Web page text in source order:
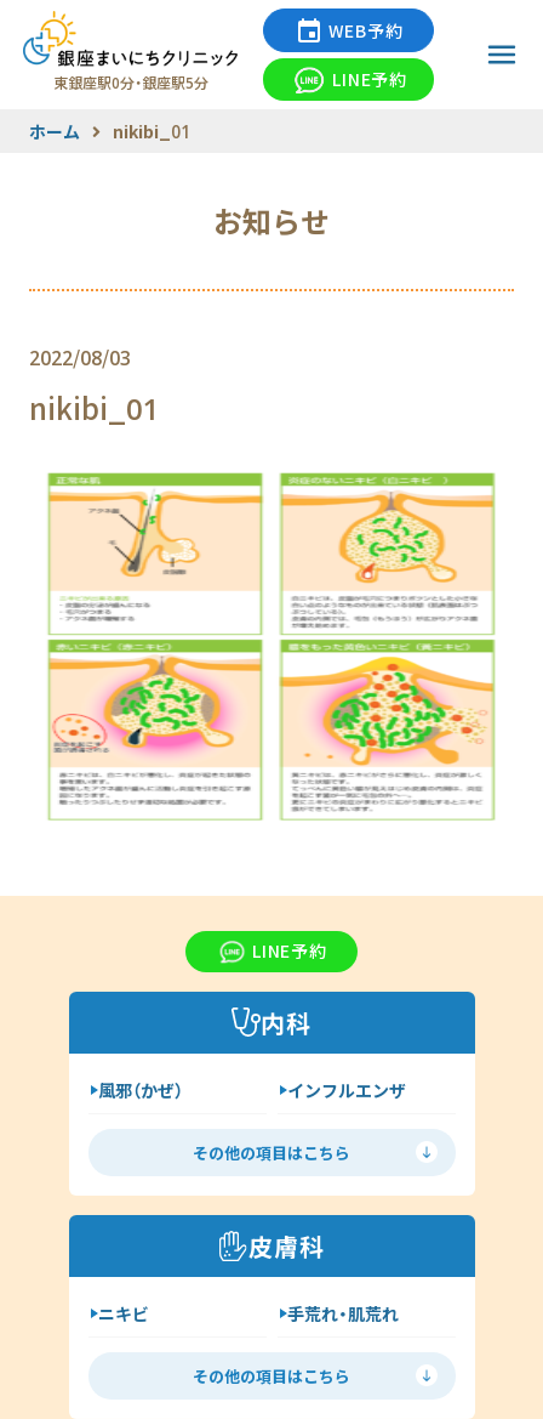
東銀座駅0分・銀座駅5分
WEB予約
LINE予約
ホーム nikibi_01
お知らせ
2022/08/03
nikibi_01
LINE予約
内科
風邪（かぜ）
インフルエンザ
胃腸炎
花粉症
喘息
高血圧
咳喘息
消化器内科
呼吸器内科
新型コロナウイルス感染症
その他の項目はこちら
皮膚科
ニキビ
手荒れ・肌荒れ
じんましん
水虫
ヘルペス
帯状疱疹
その他の項目はこちら